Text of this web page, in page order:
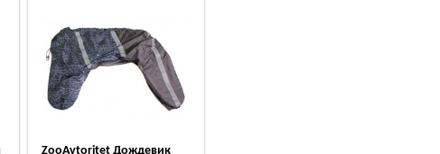
ZooAvtoritet Дождевик